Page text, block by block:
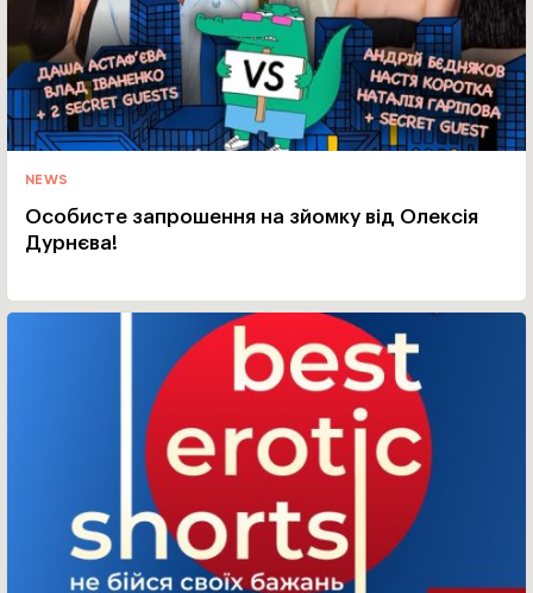
NEWS
Особисте запрошення на зйомку від Олексія
Дурнєва!